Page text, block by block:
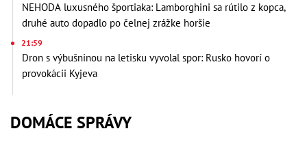
NEHODA luxusného športiaka: Lamborghini sa rútilo z kopca,
druhé auto dopadlo po čelnej zrážke horšie
21:59
Dron s výbušninou na letisku vyvolal spor: Rusko hovorí o
provokácii Kyjeva
DOMÁCE SPRÁVY